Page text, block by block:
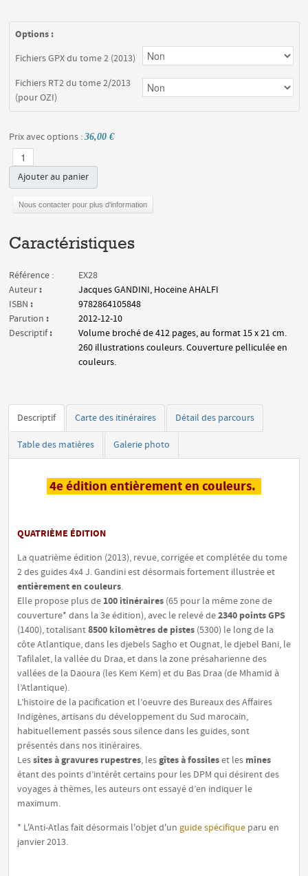
Options :
Fichiers GPX du tome 2 (2013)
Fichiers RT2 du tome 2/2013
(pour OZI)
Prix avec options : 36,00 €
Ajouter au panier
Nous contacter pour plus d'information
Caractéristiques
Référence :
EX28
Auteur :
Jacques GANDINI, Hoceine AHALFI
ISBN :
9782864105848
Parution :
2012-12-10
Descriptif:
Volume broché de 412 pages, au format 15 x 21 cm.
260 illustrations couleurs. Couverture pelliculée en
couleurs.
Descriptif Carte des itinéraires Détail des parcours
Table des matières Galerie photo
4e édition entièrement en couleurs.
QUATRIÈME ÉDITION
La quatrième édition (2013), revue, corrigée et complétée du tome
2 des guides 4x4 J. Gandini est désormais fortement illustrée et
entièrement en couleurs.
Elle propose plus de 100 itinéraires (65 pour la même zone de
couverture* dans la 3e édition), avec le relevé de2340 points GPS
(1400), totalisant8500 kilomètres de pistes (5300) le long de la
côte Atlantique, dans les djebels Sagho et Ougnat, le djebel Bani, le
Tafilalet, la vallée du Draa, et dans la zone présaharienne des
vallées de la Daoura (les Kem Kem) et du Bas Draa (de Mhamid à
l’Atlantique).
L’histoire de la pacification et l’oeuvre des Bureaux des Affaires
Indigènes, artisans du développement du Sud marocain,
habituellement passés sous silence dans les guides, sont
présentés dans nos itinéraires.
Lessites à gravures rupestres, lesgîtes à fossileset les mines
étant des points d’intérêt certains pour les DPM qui désirent des
voyages à thèmes, les auteurs ont essayé d’en indiquer le
maximum.
* L'Anti-Atlas fait désormais l'objet d'un guide spécifique paru en
janvier 2013.